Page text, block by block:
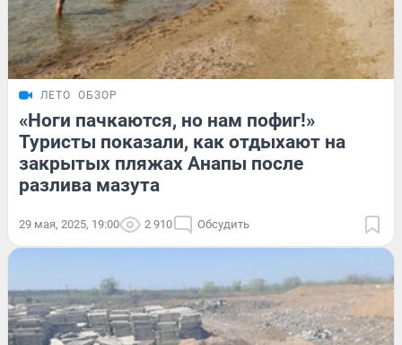
ЛЕТО ОБЗОР
«Ноги пачкаются, но нам пофиг!»
Туристы показали, как отдыхают на
закрытых пляжах Анапы после
разлива мазута
29 мая, 2025, 19:00 2 910 Обсудить